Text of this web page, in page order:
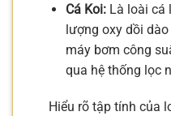
Cá Koi:Là loài cá
lượng oxy dồi
máy bơm công
qua hệ thống lọc
Hiểu rõ tập tính của